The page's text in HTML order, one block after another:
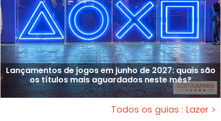
Lançamentos de jogos em junho de 2027: quais são
os títulos mais aguardados neste mês?
Todos os guias : Lazer >